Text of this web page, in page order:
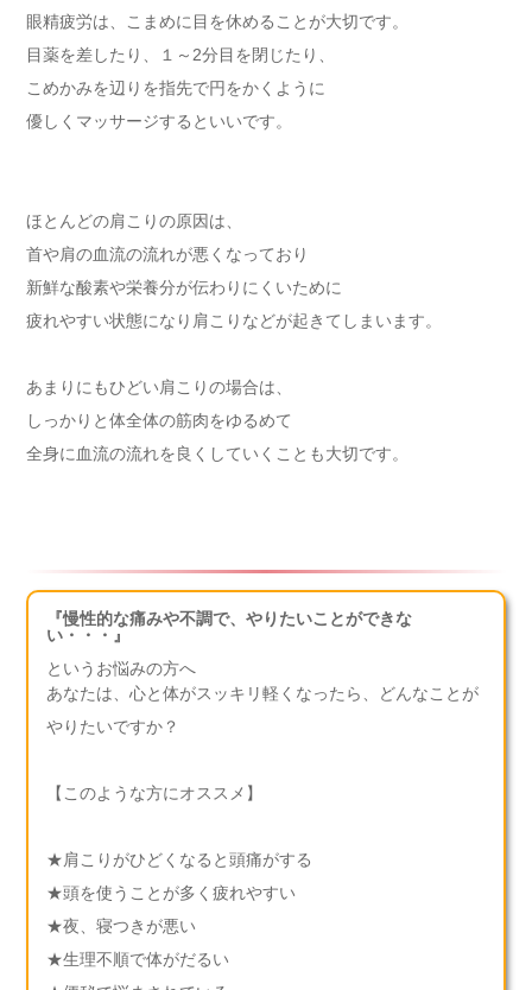
眼精疲労は、こまめに目を休めることが大切です。
目薬を差したり、１～2分目を閉じたり、
こめかみを辺りを指先で円をかくように
優しくマッサージするといいです。
ほとんどの肩こりの原因は、
首や肩の血流の流れが悪くなっており
新鮮な酸素や栄養分が伝わりにくいために
疲れやすい状態になり肩こりなどが起きてしまいます。
あまりにもひどい肩こりの場合は、
しっかりと体全体の筋肉をゆるめて
全身に血流の流れを良くしていくことも大切です。
『慢性的な痛みや不調で、やりたいことができな
い・・・』
というお悩みの方へ
あなたは、心と体がスッキリ軽くなったら、どんなことが
やりたいですか？
【このような方にオススメ】
★肩こりがひどくなると頭痛がする
★頭を使うことが多く疲れやすい
★夜、寝つきが悪い
★生理不順で体がだるい